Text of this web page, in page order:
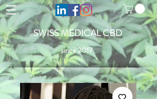
SWISS MEDICAL CBD
since 2017